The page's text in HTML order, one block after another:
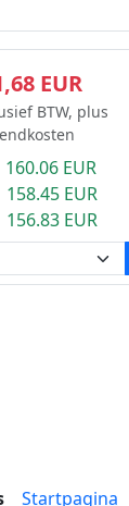
EUR
BTW, plus
EUR
EUR
EUR
Startpagina